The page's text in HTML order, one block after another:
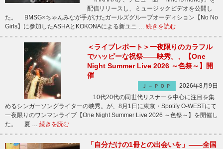
配信リリースし、ミュージックビデオを公開し
た。 BMSG×ちゃんみなが手がけたガールズグループオーディション【No No
Girls】に参加したASHAとKOKONAによる新ユニ … 続きを読む
＜ライブレポート＞一夜限りのカラフル
でハッピーな祝祭――映秀。、【One
Night Summer Live 2026 ～色祭～】開
催
Ｊ－ＰＯＰ
2026年8月9日
10代20代の同世代リスナーを中心に注目を集
めるシンガーソングライターの映秀。が、8月1日に東京・Spotify O-WESTにて
一夜限りのワンマンライブ【One Night Summer Live 2026 ～色祭～】を開催し
た。 夏 … 続きを読む
「自分だけの1冊との出会いを」――全国